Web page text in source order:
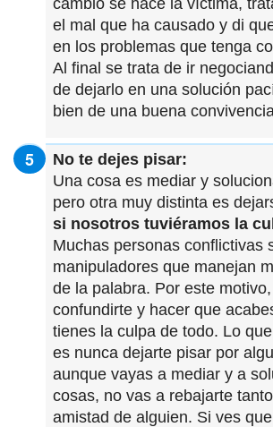
el mal que ha causado y di
en los problemas que tenga
Al final se trata de ir
de dejarlo en una solución
bien de una buena
No te dejes pisar:
Una cosa es mediar y
pero otra muy distinta es
si nosotros tuviéramos la
Muchas personas conflictivas
manipuladores que manejan
de la palabra. Por este
confundirte y hacer que
tienes la culpa de todo. Lo
es nunca dejarte pisar por
aunque vayas a mediar y a
cosas, no vas a rebajarte
amistad de alguien. Si ves